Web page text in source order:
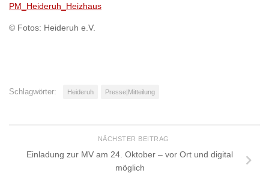
PM_Heideruh_Heizhaus
© Fotos: Heideruh e.V.
Schlagwörter: Heideruh Presse|Mitteilung
NÄCHSTER BEITRAG
Einladung zur MV am 24. Oktober – vor Ort und digital
möglich